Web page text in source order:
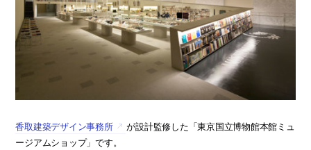
香取建築デザイン事務所
が設計監修した「東京国立博物館本館ミュ
ージアムショップ」です。